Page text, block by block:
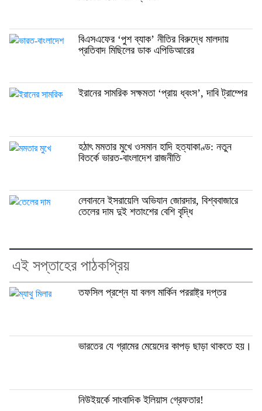
বিএসএফের ‘পুশ ব্যাক’ নীতির বিরুদ্ধে মালদায়
প্রতিবাদ মিছিলের ডাক এপিডিআরের
ইরানের সামরিক সক্ষমতা ‘প্রায় ধ্বংস’, দাবি ট্রাম্পের
হঠাৎ মমতার মুখে ওসমান হাদি হত্যাকাণ্ড: নতুন
বিতর্কে ভারত-বাংলাদেশ রাজনীতি
লেবাননে ইসরায়েলি অভিযান জোরদার, বিশ্ববাজারে
তেলের দাম দুই শতাংশের বেশি বৃদ্ধি
এই সপ্তাহের পাঠকপ্রিয়
তফসিল প্রশ্নে যা বলল মার্কিন পররাষ্ট্র দপ্তর
ভারতের যে গ্রামের মেয়েদের কাপড় ছাড়া থাকতে হয়।
নিউইয়র্কে সাংবাদিক ইলিয়াস গ্রেফতার!